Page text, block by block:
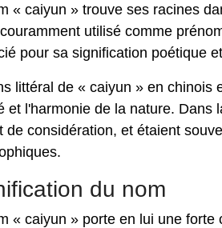
« caiyun » trouve ses racines
utilisé comme
pour sa signification poétique
littéral de « caiyun » en chinois
et l'harmonie de la nature.
de considération, et étaient
du nom
« caiyun » porte en lui une